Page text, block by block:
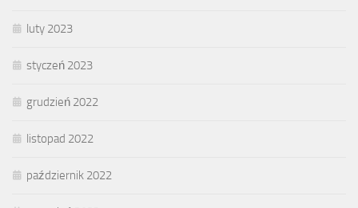
luty 2023
styczeń 2023
grudzień 2022
listopad 2022
październik 2022